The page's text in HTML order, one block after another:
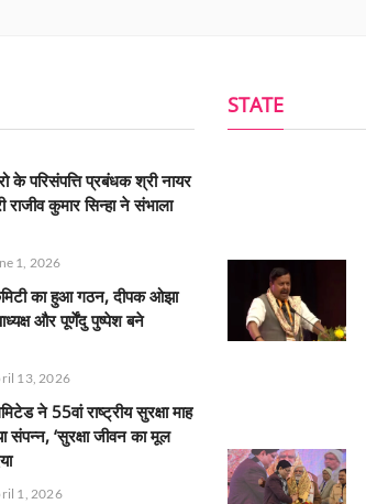
के परिसंपत्ति प्रबंधक श्री नायर
राजीव कुमार सिन्हा ने संभाला
1, 2026
का हुआ गठन, दीपक ओझा
और पूर्णेंदु पुष्पेश बने
13, 2026
ने 55वां राष्ट्रीय सुरक्षा माह
संपन्न, ‘सुरक्षा जीवन का मूल
1, 2026
STATE